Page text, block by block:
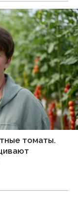
томаты.